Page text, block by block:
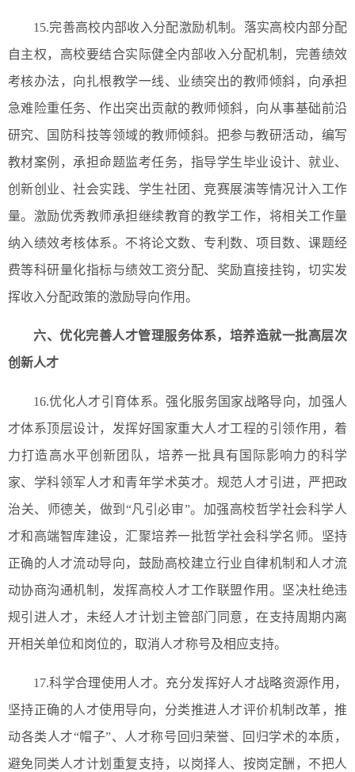
15.完善高校内部收入分配激励机制。落实高校内部分配
自主权，高校要结合实际健全内部收入分配机制，完善绩效
考核办法，向扎根教学一线、业绩突出的教师倾斜，向承担
急难险重任务、作出突出贡献的教师倾斜，向从事基础前沿
研究、国防科技等领域的教师倾斜。把参与教研活动，编写
教材案例，承担命题监考任务，指导学生毕业设计、就业、
创新创业、社会实践、学生社团、竞赛展演等情况计入工作
量。激励优秀教师承担继续教育的教学工作，将相关工作量
纳入绩效考核体系。不将论文数、专利数、项目数、课题经
费等科研量化指标与绩效工资分配、奖励直接挂钩，切实发
挥收入分配政策的激励导向作用。
六、优化完善人才管理服务体系，培养造就一批高层次
创新人才
16.优化人才引育体系。强化服务国家战略导向，加强人
才体系顶层设计，发挥好国家重大人才工程的引领作用，着
力打造高水平创新团队，培养一批具有国际影响力的科学
家、学科领军人才和青年学术英才。规范人才引进，严把政
治关、师德关，做到“凡引必审”。加强高校哲学社会科学人
才和高端智库建设，汇聚培养一批哲学社会科学名师。坚持
正确的人才流动导向，鼓励高校建立行业自律机制和人才流
动协商沟通机制，发挥高校人才工作联盟作用。坚决杜绝违
规引进人才，未经人才计划主管部门同意，在支持周期内离
开相关单位和岗位的，取消人才称号及相应支持。
17.科学合理使用人才。充分发挥好人才战略资源作用，
坚持正确的人才使用导向，分类推进人才评价机制改革，推
动各类人才“帽子”、人才称号回归荣誉、回归学术的本质，
避免同类人才计划重复支持，以岗择人、按岗定酬，不把人